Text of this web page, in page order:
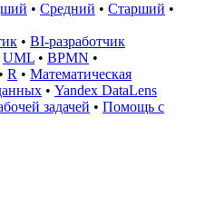
• Средний • Старший •
• BI-разработчик
UML • BPMN •
• R • Математическая
• Yandex DataLens
задачей • Помощь с